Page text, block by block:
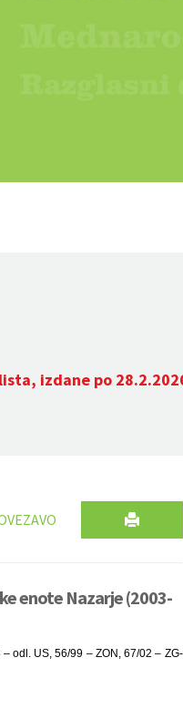
izdane po
enote Nazarje (2003-
odl. US, 56/99 – ZON, 67/02 – ZG-